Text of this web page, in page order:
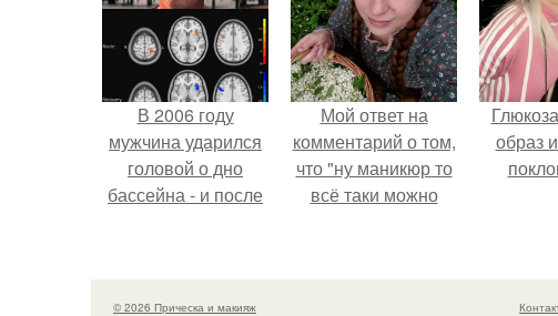
В 2006 году
мужчина ударился
головой о дно
бассейна - и после
странным образом.
Мой ответ на
комментарий о том,
что "ну маникюр то
всё таки можно
образ
© 2026 Прическа и макияж